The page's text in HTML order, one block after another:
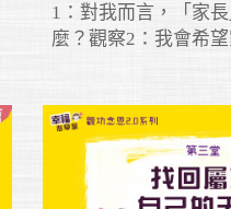
1：對我而言，「家
麼？觀察2：我會希